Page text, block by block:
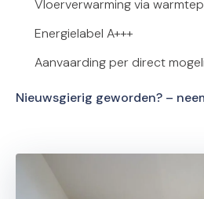
Vloerverwarming via
Energielabel A+++
Aanvaarding per direct
Nieuwsgierig geworden? –